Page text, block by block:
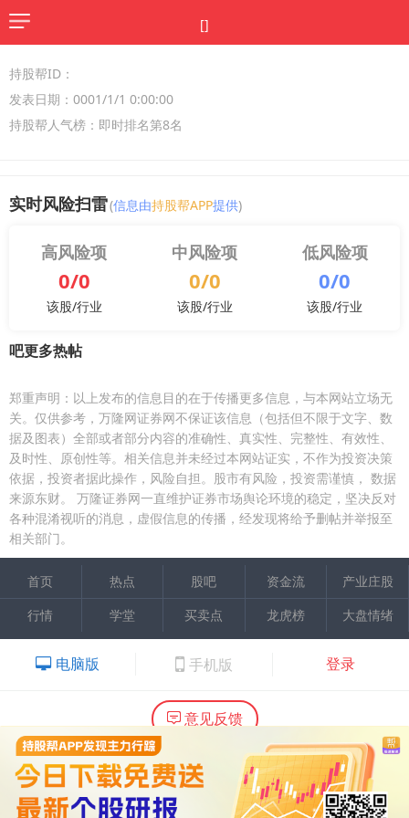
[]
持股帮ID：
发表日期：0001/1/1 0:00:00
持股帮人气榜：即时排名第8名
实时风险扫雷(信息由持股帮APP提供)
高风险项
0/0
该股/行业
中风险项
0/0
该股/行业
低风险项
0/0
该股/行业
吧更多热帖
郑重声明：以上发布的信息目的在于传播更多信息，与本网站立场无
关。仅供参考，万隆网证券网不保证该信息（包括但不限于文字、数
据及图表）全部或者部分内容的准确性、真实性、完整性、有效性、
及时性、原创性等。相关信息并未经过本网站证实，不作为投资决策
依据，投资者据此操作，风险自担。股市有风险，投资需谨慎， 数据
来源东财。
万隆证券网一直维护证券市场舆论环境的稳定，坚决反对
各种混淆视听的消息，虚假信息的传播，经发现将给予删帖并举报至
相关部门。
首页 热点 股吧 资金流
产业庄股
行情
学堂 买卖点 龙虎榜 大盘情绪
电脑版 手机版 登录
意见反馈
内容提供：广州市万隆证券咨询顾问有限公司
Copyright ©2015 Wlstock. All Right Reserved.
热线：020-66618988